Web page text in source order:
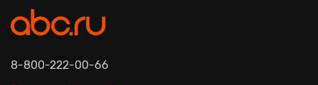
8-800-222-00-66